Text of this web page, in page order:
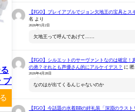
リテ
やかサ
Fate/Grand Order
Original Soundtrack
【FGO】プレイアブルでジョン欠地王の宝具とス
名 より
2026年5月2日
欠地王って呼んであげて……
【FGO】シルエットのサーヴァントなのは確定！
の弟？それとも声優さん的にアルケイデス？ に 匿
2026年4月28日
なのはが出てくるんじゃないのか
【FGO】今話題の水着BBの絆礼装「深淵のラス